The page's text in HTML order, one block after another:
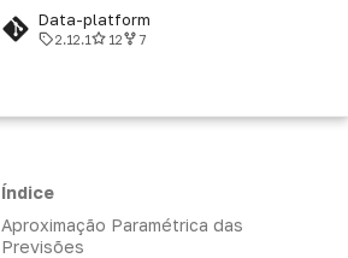
Data-platform
2.12.1 12 7
Índice
Aproximação Paramétrica das
Previsões